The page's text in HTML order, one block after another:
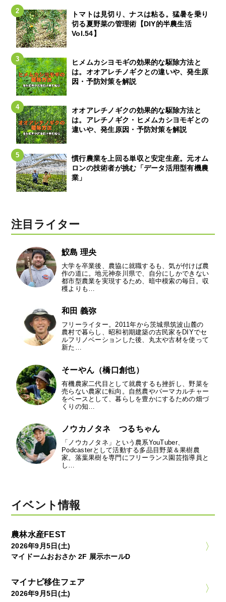
トマトは見切り、ナスは粘る。猛暑を乗り
切る夏野菜の管理術【DIY的半農生活
Vol.54】
ヒメムカシヨモギの効果的な駆除方法と
は。オオアレチノギクとの違いや、発生原
因・予防対策を解説
オオアレチノギクの効果的な駆除方法と
は。アレチノギク・ヒメムカシヨモギとの
違いや、発生原因・予防対策を解説
慣行農業を上回る単収と安定生産。元オム
ロンの技術者が挑む「データ活用型有機農
業」
注目ライター
鮫島 理央
大学を卒業後、農協に就職するも、気が付けば農
作の道に。地元神奈川県で、自分にしかできない
都市型農業を実現するため、暗中模索の毎日。収
穫よりも…
和田 義弥
フリーライター。2011年から茨城県筑波山麓の
農村で暮らし、昭和初期建築の古民家をDIYでセ
ルフリノベーションした後、丸太や古材を使って
新た…
そーやん（橋口創也）
有機農家二代目として就農するも挫折し、野菜を
売らない農家に転向。自然農やパーマカルチャー
をベースとして、暮らしを豊かにするための畑づ
くりの知…
ノウカノタネ つるちゃん
「ノウカノタネ」という農系YouTuber、
Podcasterとして活動する多品目野菜＆果樹農
家。落葉果樹を専門にフリーランス園芸指導員と
し…
イベント情報
農林水産FEST
2026年9月5日(土)
マイドームおおさか 2F 展示ホールD
マイナビ移住フェア
2026年9月5日(土)